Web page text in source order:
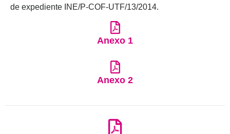
de expediente INE/P-COF-UTF/13/2014.
Anexo 1
Anexo 2